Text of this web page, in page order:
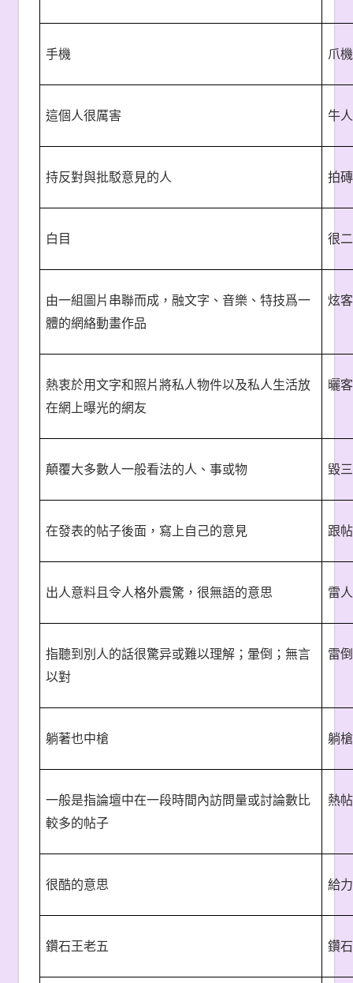
手機 爪機
這個人很厲害 牛人
持反對與批駁意見的人 拍磚
白目 很二
由一組圖片串聯而成，融文字、音樂、特技爲一
體的網絡動畫作品
炫客
熱衷於用文字和照片將私人物件以及私人生活放
在網上曝光的網友
曬客
顛覆大多數人一般看法的人、事或物 毀
在發表的帖子後面，寫上自己的意見 跟帖
出人意料且令人格外震驚，很無語的意思 雷人
指聽到別人的話很驚异或難以理解；暈倒；無言
以對
雷倒
躺著也中槍 躺槍
一般是指論壇中在一段時間內訪問量或討論數比
較多的帖子
熱帖
很酷的意思 給力
鑽石王老五 鑽